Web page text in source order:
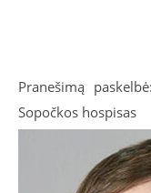
Pranešimą
Sopočkos hospisas